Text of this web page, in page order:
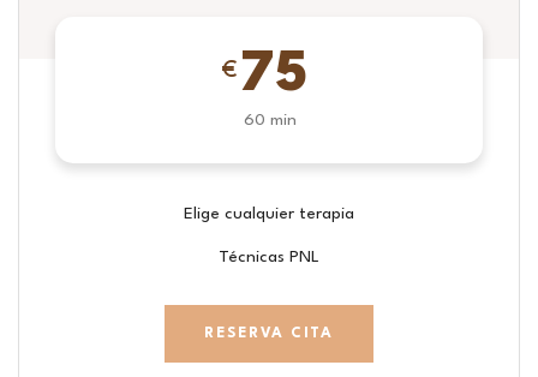
€ 75
60 min
Elige cualquier terapia
Técnicas PNL
RESERVA CITA